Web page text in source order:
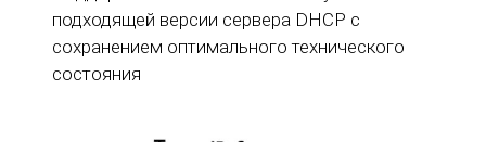
подходящей версии сервера DHCP с
сохранением оптимального технического
состояния